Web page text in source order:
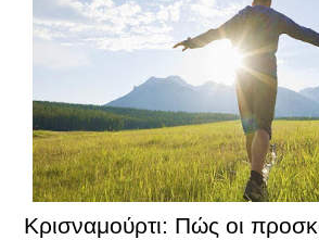
Κρισναμούρτι: Πώς οι